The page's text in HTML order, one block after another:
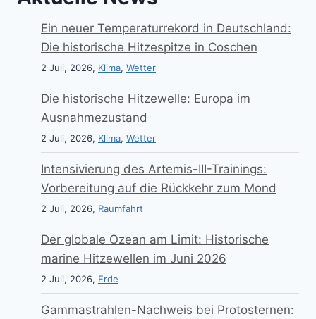
Ein neuer Temperaturrekord in Deutschland:
Die historische Hitzespitze in Coschen
2 Juli, 2026, Klima, Wetter
Die historische Hitzewelle: Europa im
Ausnahmezustand
2 Juli, 2026, Klima, Wetter
Intensivierung des Artemis-III-Trainings:
Vorbereitung auf die Rückkehr zum Mond
2 Juli, 2026, Raumfahrt
Der globale Ozean am Limit: Historische
marine Hitzewellen im Juni 2026
2 Juli, 2026, Erde
Gammastrahlen-Nachweis bei Protosternen: